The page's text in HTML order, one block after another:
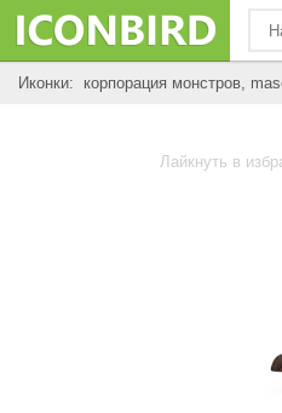
Иконки: корпорация монстров,
Лайкнуть в